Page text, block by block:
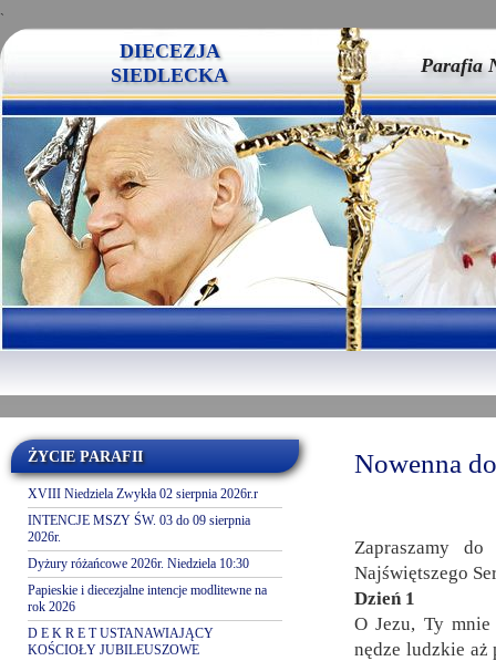
`
Parafia
DIECEZJA
SIEDLECKA
ŻYCIE PARAFII
XVIII Niedziela Zwykła 02 sierpnia 2026r.r
INTENCJE MSZY ŚW. 03 do 09 sierpnia
2026r.
Dyżury różańcowe 2026r. Niedziela 10:30
Papieskie i diecezjalne intencje modlitewne na
rok 2026
D E K R E T USTANAWIAJĄCY
KOŚCIOŁY JUBILEUSZOWE
Nowenna
Zapraszamy
Najświętszego
Dzień 1
O Jezu, Ty mnie
nędze ludzkie aż